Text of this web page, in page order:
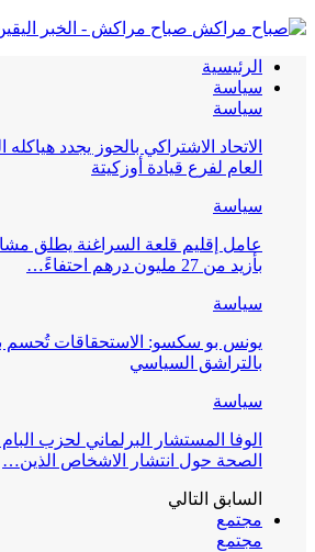
صباح مراكش - الخبر
الرئيسية
سياسة
سياسة
الاتحاد الاشتراكي بالحوز يجدد
العام لفرع قيادة أوزكيتة
سياسة
عامل إقليم قلعة السراغنة يطلق
بأزيد من 27 مليون درهم احتفاءً…
سياسة
يونس بو سكسو: الاستحقاقات تُحسم
بالتراشق السياسي
سياسة
الوفا المستشار البرلماني لحزب
الصحة حول انتشار الاشخاص الذين…
السابق التالي
مجتمع
مجتمع